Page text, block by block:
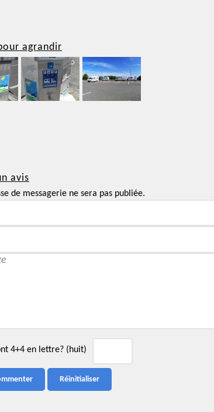
agrandir
avis
de messagerie ne sera pas publiée.
4+4 en lettre? (huit)